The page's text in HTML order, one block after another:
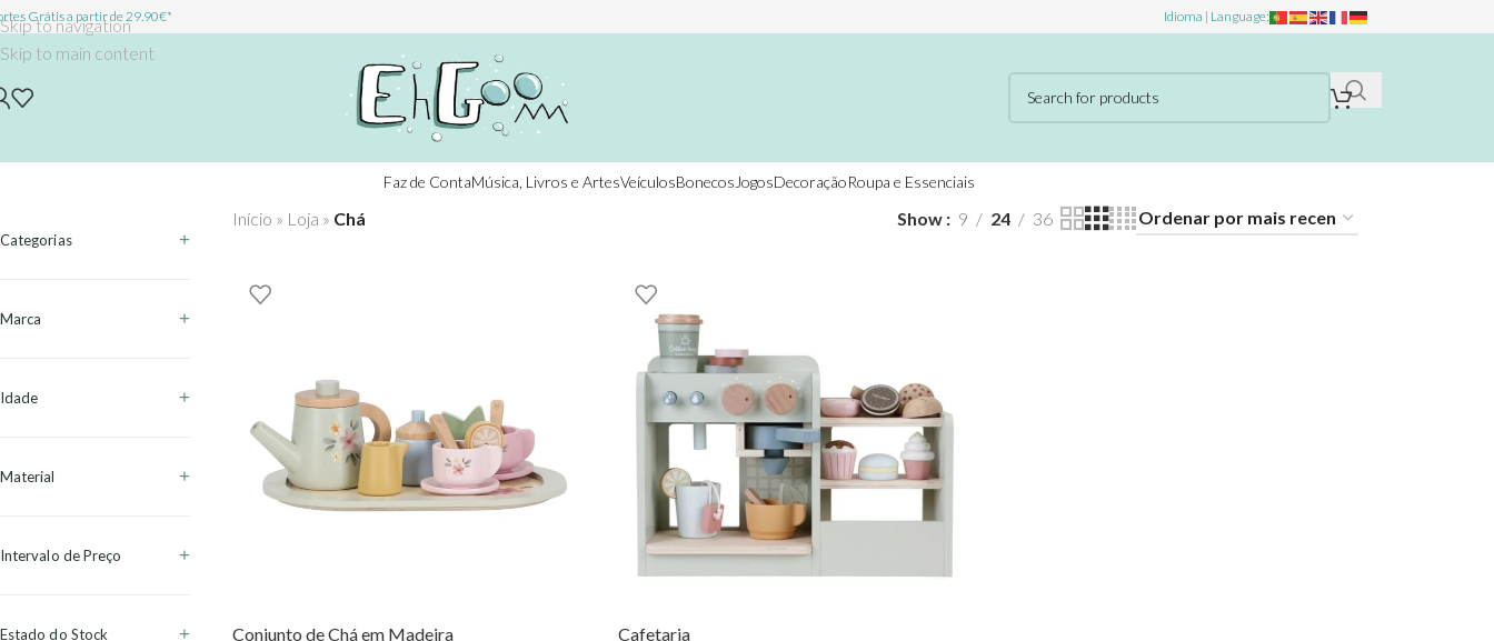
Skip to navigation
Skip to main content
Grátis a partir de 29.90€* Idioma | Language:
Faz de ContaMúsica, Livros e ArtesVeículosBonecos JogosDecoraçãoRoupa e Essenciais
Categorias
Marca
Idade
Material
Intervalo de Preço
Estado do Stock
Início » Loja » Chá Show 9 24 36
Conjunto de Chá em Madeira Cafetaria